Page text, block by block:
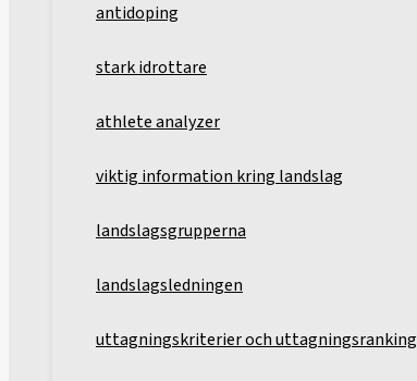
antidoping
stark idrottare
athlete analyzer
viktig information kring landslag
landslagsgrupperna
landslagsledningen
uttagningskriterier och uttagningsranking